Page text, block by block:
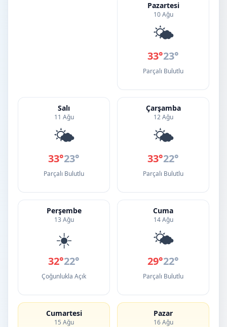
Pazartesi
10 Ağu
🌤️
33°23°
Parçalı Bulutlu
Salı
11 Ağu
🌤️
33°23°
Parçalı Bulutlu
Çarşamba
12 Ağu
🌤️
33°22°
Parçalı Bulutlu
Perşembe
13 Ağu
☀️
32°22°
Çoğunlukla Açık
Cuma
14 Ağu
🌤️
29°22°
Parçalı Bulutlu
Cumartesi
15 Ağu
Pazar
16 Ağu